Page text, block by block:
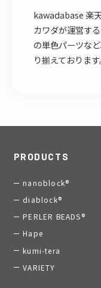
kawadabase 楽
カワダが運営す
の単色パーツな
り揃えております
PRODUCTS
nanoblock®
diablock®
PERLER BEADS®
Hape
kumi-tera
VARIETY